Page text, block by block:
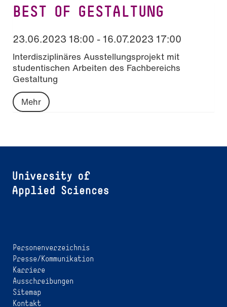
BEST OF GESTALTUNG
23.06.2023 18:00 - 16.07.2023 17:00
Interdisziplinäres Ausstellungsprojekt mit
studentischen Arbeiten des Fachbereichs
Gestaltung
Mehr
Personenverzeichnis
Presse/Kommunikation
Karriere
Ausschreibungen
Sitemap
Kontakt